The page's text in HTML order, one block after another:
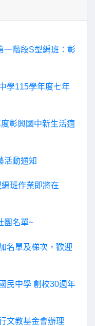
一階段S型編班：彰
學115學年度七年
度彰興國中新生活適
活動通知
班作業即將在
團名單~
名單及梯次，歡迎
民中學 創校30週年
文教基金會辦理